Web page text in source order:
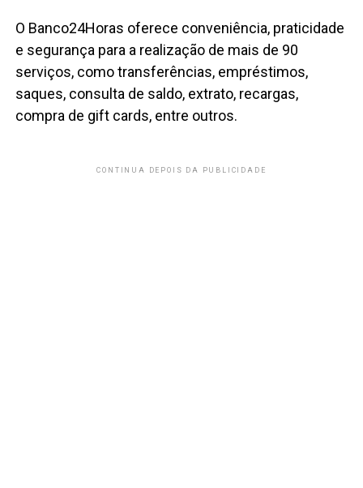
O Banco24Horas oferece conveniência, praticidade
e segurança para a realização de mais de 90
serviços, como transferências, empréstimos,
saques, consulta de saldo, extrato, recargas,
compra de gift cards, entre outros.
CONTINUA DEPOIS DA PUBLICIDADE